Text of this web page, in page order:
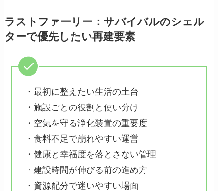
ラストファーリー：サバイバルのシェル
ターで優先したい再建要素
・最初に整えたい生活の土台
・施設ごとの役割と使い分け
・空気を守る浄化装置の重要度
・食料不足で崩れやすい運営
・健康と幸福度を落とさない管理
・建設時間が伸びる前の進め方
・資源配分で迷いやすい場面